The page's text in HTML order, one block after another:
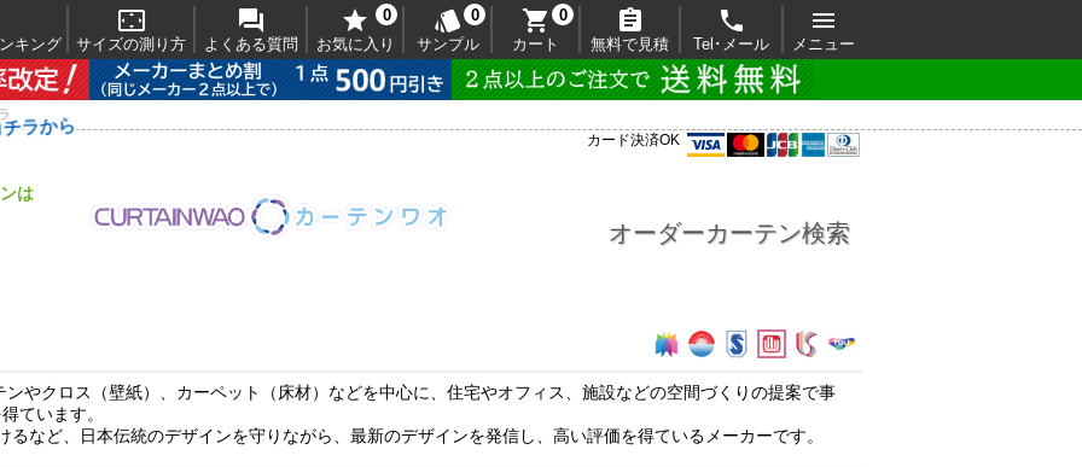
キング

サイズの測り方

よくある質問

お気に入り
0 
サンプル
0 
カート
0 
無料で見積

Tel･メール

メニュー
カード決済OK
は
ラから
オーダーカーテン検索
やクロス（壁紙）、カーペット（床材）などを中心に、住宅やオフィス、施設などの空間づくりの提案で事
ています。
など、日本伝統のデザインを守りながら、最新のデザインを発信し、高い評価を得ているメーカーです。